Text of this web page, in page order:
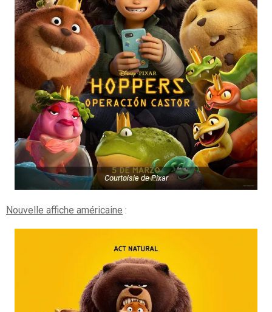
Courtoisie de Pixar
Nouvelle affiche américaine :